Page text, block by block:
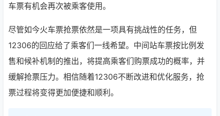
车票有机会再次被乘客使用。
尽管如今火车票抢票依然是一项具有挑战性的任务，但
12306的回应给了乘客们一线希望。中间站车票按比例发
售和候补机制的推出，将提高乘客们购票成功的概率，并
缓解抢票压力。相信随着12306不断改进和优化服务，抢
票过程将变得更加便捷和顺利。